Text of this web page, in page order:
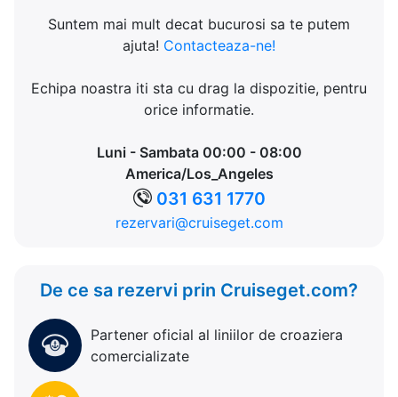
Suntem mai mult decat bucurosi sa te putem
ajuta! Contacteaza-ne!
Echipa noastra iti sta cu drag la dispozitie, pentru
orice informatie.
Luni - Sambata 00:00 - 08:00
America/Los_Angeles
031 631 1770
rezervari@cruiseget.com
De ce sa rezervi prin Cruiseget.com?
Partener oficial al liniilor de croaziera
comercializate